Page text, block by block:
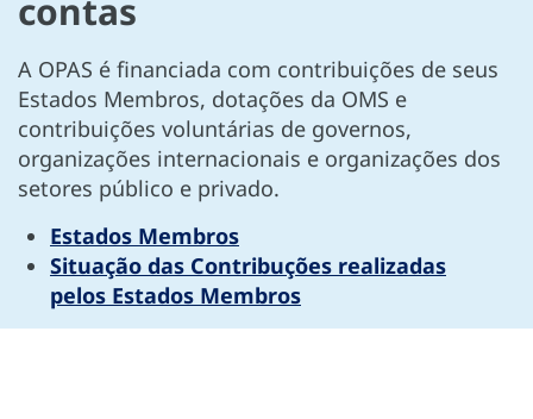
contas
A OPAS é financiada com contribuições de seus
Estados Membros, dotações da OMS e
contribuições voluntárias de governos,
organizações internacionais e organizações dos
setores público e privado.
Estados Membros
Situação das Contribuções realizadas
pelos Estados Membros